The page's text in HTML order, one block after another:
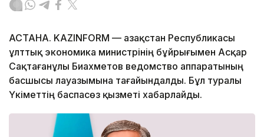
АСТАНА. KAZINFORM — Қазақстан Республикасы
ұлттық экономика министрінің бұйрығымен Асқар
Сақтағанұлы Биахметов ведомство аппаратының
басшысы лауазымына тағайындалды. Бұл туралы
Үкіметтің баспасөз қызметі хабарлайды.